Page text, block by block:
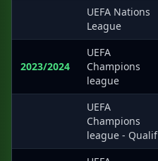
UEFA Nations
League
2023/2024
UEFA
Champions
league
UEFA
Champions
league - Qualif